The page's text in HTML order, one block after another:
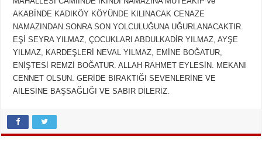
AKABİNDE KADIKÖY KÖYÜNDE KILINACAK CENAZE
NAMAZINDAN SONRA SON YOLCULUĞUNA UĞURLANACAKTIR.
EŞİ SEYRA YILMAZ, ÇOCUKLARI ABDULKADİR YILMAZ, AYŞE
YILMAZ, KARDEŞLERİ NEVAL YILMAZ, EMİNE BOĞATUR,
ENİŞTESİ REMZİ BOĞATUR. ALLAH RAHMET EYLESİN. MEKANI
CENNET OLSUN. GERİDE BIRAKTIĞI SEVENLERİNE VE
AİLESİNE BAŞSAĞLIĞI VE SABIR DİLERİZ.